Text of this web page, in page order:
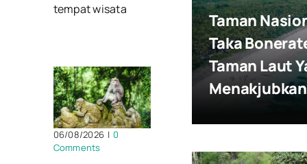
tempat wisata
06/08/2026 | 0
Comments
Taman
Taka
Taman Laut
Menakjubkan